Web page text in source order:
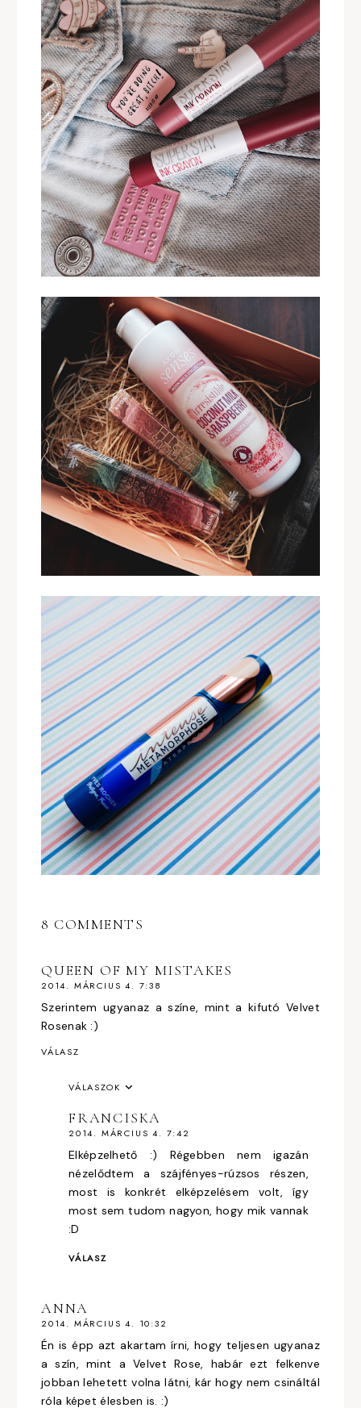
8 COMMENTS
QUEEN OF MY MISTAKES
2014. MÁRCIUS 4. 7:38
Szerintem ugyanaz a színe, mint a kifutó Velvet
Rosenak :)
VÁLASZ
VÁLASZOK
FRANCISKA
2014. MÁRCIUS 4. 7:42
Elképzelhető :) Régebben nem igazán
nézelődtem a szájfényes-rúzsos részen,
most is konkrét elképzelésem volt, így
most sem tudom nagyon, hogy mik vannak
:D
VÁLASZ
ANNA
2014. MÁRCIUS 4. 10:32
Én is épp azt akartam írni, hogy teljesen ugyanaz
a szín, mint a Velvet Rose, habár ezt felkenve
jobban lehetett volna látni, kár hogy nem csináltál
róla képet élesben is. :)